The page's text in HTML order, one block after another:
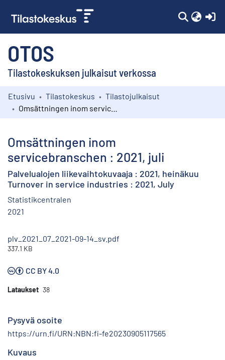
OTOS
Tilastokeskuksen julkaisut verkossa
Kokoelmat
Etusivu Tilastokeskus
Tilastojulkaisut
Omsättningen inom
servicebranschen : 2021, juli
Palvelualojen liikevaihtokuvaaja : 2021, heinäkuu
Turnover in service industries : 2021, July
Statistikcentralen
2021
plv_2021_07_2021-09-14_sv.pdf
337.1 KB
CC BY 4.0
Lataukset 38
Pysyvä osoite
https://urn.fi/URN:NBN:fi-fe20230905117565
Kuvaus